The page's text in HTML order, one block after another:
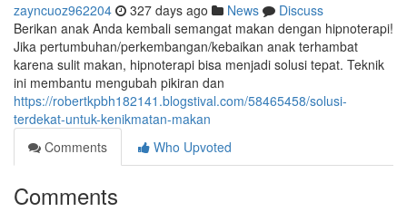
zayncuoz962204 327 days ago News
Discuss
Berikan anak Anda kembali semangat makan dengan hipnoterapi!
Jika pertumbuhan/perkembangan/kebaikan anak terhambat
karena sulit makan, hipnoterapi bisa menjadi solusi tepat. Teknik
ini membantu mengubah pikiran dan
https://robertkpbh182141.blogstival.com/58465458/solusi-
terdekat-untuk-kenikmatan-makan
Comments
Who Upvoted
Comments